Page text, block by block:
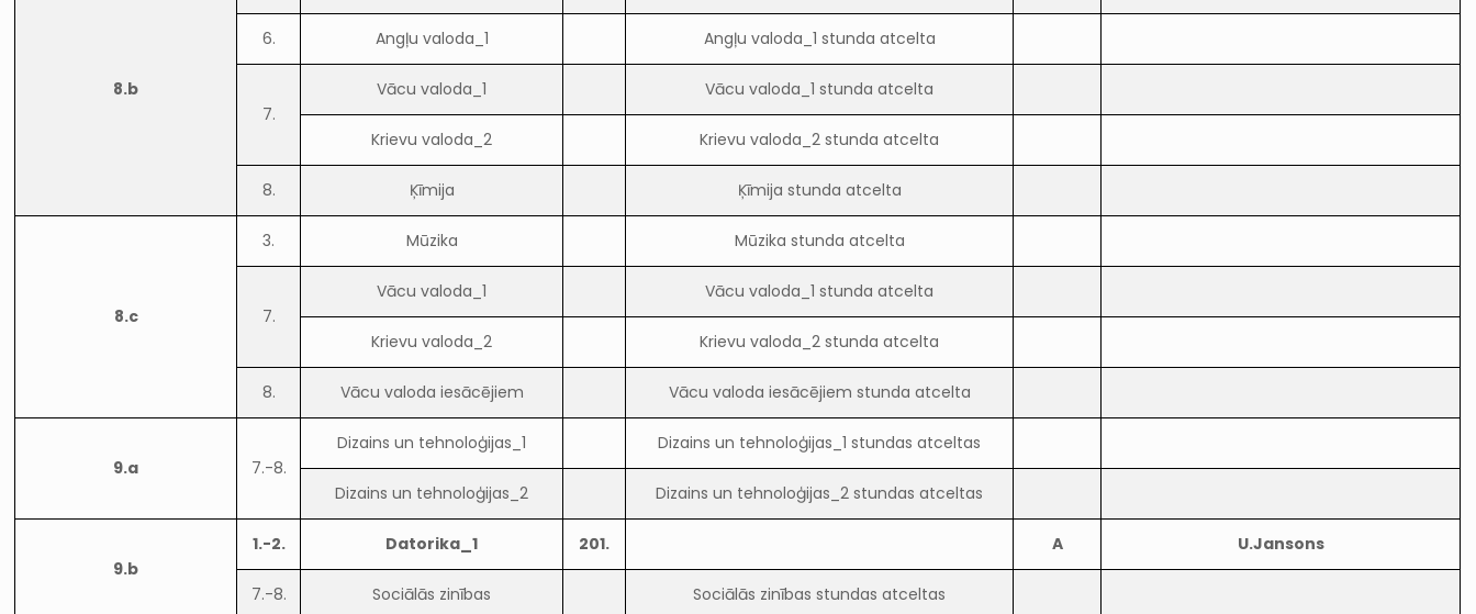
8.b
6. Angļu valoda_1 Angļu valoda_1 stunda atcelta
7.
Vācu valoda_1 Vācu valoda_1 stunda atcelta
Krievu valoda_2 Krievu valoda_2 stunda atcelta
8. Ķīmija Ķīmija stunda atcelta
8.c
3. Mūzika Mūzika stunda atcelta
7.
Vācu valoda_1 Vācu valoda_1 stunda atcelta
Krievu valoda_2 Krievu valoda_2 stunda atcelta
8. Vācu valoda iesācējiem Vācu valoda iesācējiem stunda atcelta
9.a 7.-8.
Dizains un tehnoloģijas_1 Dizains un tehnoloģijas_1 stundas atceltas
Dizains un tehnoloģijas_2 Dizains un tehnoloģijas_2 stundas atceltas
9.b
1.-2. Datorika_1 201. A U.Jansons
7.-8. Sociālās zinības Sociālās zinības stundas atceltas